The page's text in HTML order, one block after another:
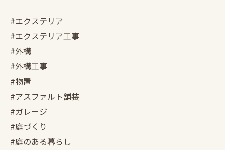
#エクステリア
#エクステリア工事
#外構
#外構工事
#物置
#アスファルト舗装
#ガレージ
#庭づくり
#庭のある暮らし